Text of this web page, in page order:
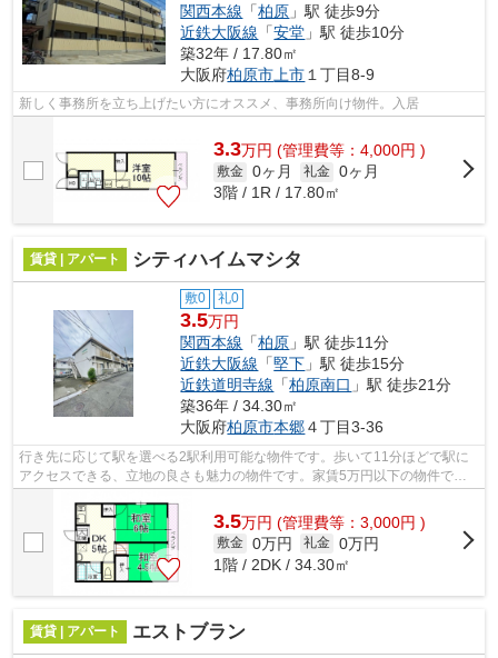
関西本線 「柏原 」駅 徒歩9分
近鉄大阪線 「安堂 」駅 徒歩10分
築32年 / 17.80㎡
大阪府柏原市 上市 １丁目8-9
新しく事務所を立ち上げたい方にオススメ、事務所向け物件。入居
3.3万円 (管理費等：4,000円 )
敷金 0ヶ月 礼金 0ヶ月
3階 / 1R / 17.80㎡
賃貸 | アパート シティハイムマシタ
敷0 礼0
3.5万円
関西本線 「柏原 」駅 徒歩11分
近鉄大阪線 「堅下 」駅 徒歩15分
近鉄道明寺線 「柏原南口 」駅 徒歩21分
築36年 / 34.30㎡
大阪府柏原市本郷４丁目3-36
行き先に応じて駅を選べる2駅利用可能な物件です。歩いて11分ほどで駅に
アクセスできる、立地の良さも魅力の物件です。家賃5万円以下の物件で
3.5万円 (管理費等：3,000円 )
敷金 0万円 礼金 0万円
1階 / 2DK / 34.30㎡
賃貸 | アパート エストブラン